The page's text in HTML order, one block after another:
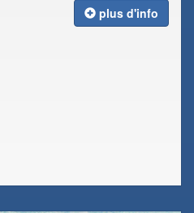
plus d'info